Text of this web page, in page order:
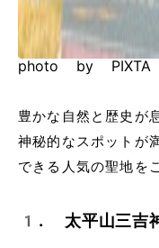
photo by PIXTA
豊かな自然と歴史が
神秘的なスポットが
できる人気の聖地を
1. 太平山三吉